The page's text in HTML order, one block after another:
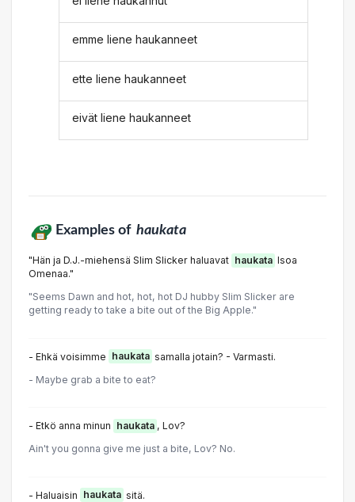
emme liene haukanneet
ette liene haukanneet
eivät liene haukanneet
Examples of haukata
"Hän ja D.J.-miehensä Slim Slicker haluavat haukata Isoa
Omenaa."
"Seems Dawn and hot, hot, hot DJ hubby Slim Slicker are
getting ready to take a bite out of the Big Apple."
- Ehkä voisimme haukata samalla jotain? - Varmasti.
- Maybe grab a bite to eat?
- Etkö anna minun haukata , Lov?
Ain't you gonna give me just a bite, Lov? No.
- Haluaisin haukata sitä.